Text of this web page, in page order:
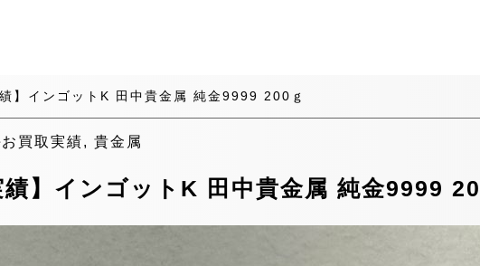
績】インゴットK 田中貴金属 純金9999 200ｇ
お買取実績, 貴金属
績】インゴットK 田中貴金属 純金9999